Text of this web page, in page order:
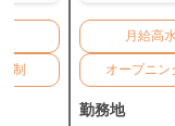
制
月給高
オープニン
勤務地